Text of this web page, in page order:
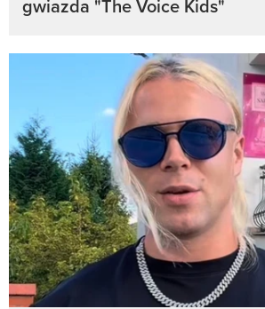
gwiazda "The Voice Kids"